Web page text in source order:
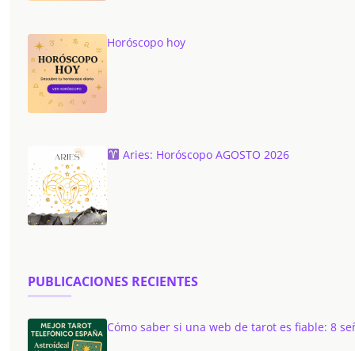
Horóscopo hoy
Aries: Horóscopo AGOSTO 2026
PUBLICACIONES RECIENTES
Cómo saber si una web de tarot es fiable: 8